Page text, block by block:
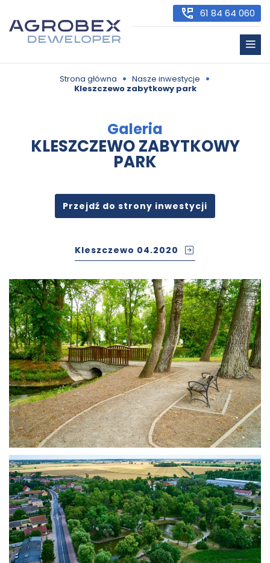
61 84 64 060
Strona główna • Nasze inwestycje •
Kleszczewo zabytkowy park
Galeria
KLESZCZEWO ZABYTKOWY
PARK
Przejdź do strony inwestycji
Kleszczewo 04.2020